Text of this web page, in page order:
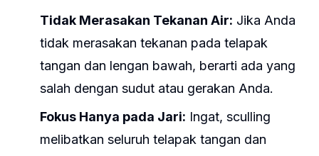
Tidak Merasakan Tekanan Air: Jika Anda
tidak merasakan tekanan pada telapak
tangan dan lengan bawah, berarti ada yang
salah dengan sudut atau gerakan Anda.
Fokus Hanya pada Jari: Ingat, sculling
melibatkan seluruh telapak tangan dan